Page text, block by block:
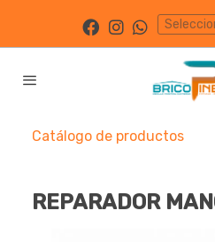
Catálogo de productos
REPARADOR